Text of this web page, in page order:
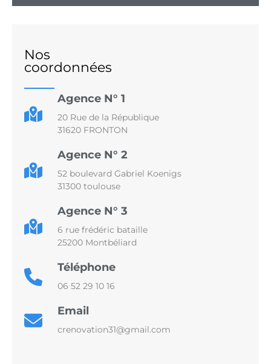
Nos
coordonnées
Agence N° 1
20 Rue de la République
31620 FRONTON
Agence N° 2
52 boulevard Gabriel Koenigs
31300 toulouse
Agence N° 3
6 rue frédéric bataille
25200 Montbéliard
Téléphone
06 52 29 10 16
Email
crenovation31@gmail.com